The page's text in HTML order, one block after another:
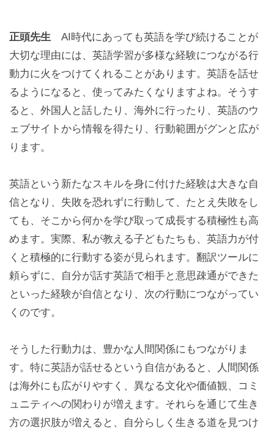
正頭先生 AI時代にあっても英語を学び続けることが
大切な理由には、英語学習が多様な経験につながる行
動力に火をつけてくれることがあります。英語を話せ
るようになると、使ってみたくなりますよね。そうす
ると、外国人と話したり、海外に行ったり、英語のウ
ェブサイトから情報を得たり、行動範囲がグンと広が
ります。
英語という新たなスキルを身に付けた経験は大きな自
信となり、失敗を恐れずに行動して、たとえ失敗をし
ても、そこから何かを学び取って成長する積極性も高
めます。実際、私が教える子どもたちも、英語力が付
くと積極的に行動する姿が見られます。翻訳ツールに
頼らずに、自分が話す英語で相手と意思疎通ができた
といった経験が自信となり、次の行動につながってい
くのです。
そうした行動力は、豊かな人間関係にもつながりま
す。特に英語が話せるという自信があると、人間関係
は海外にも広がりやすく、異なる文化や価値観、コミ
ュニティへの関わりが増えます。それらを通じて生き
方の選択肢が増えると、自分らしく生きる道を見つけ